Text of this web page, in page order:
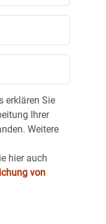
erklären Sie
Ihrer
Weitere
hier auch
von